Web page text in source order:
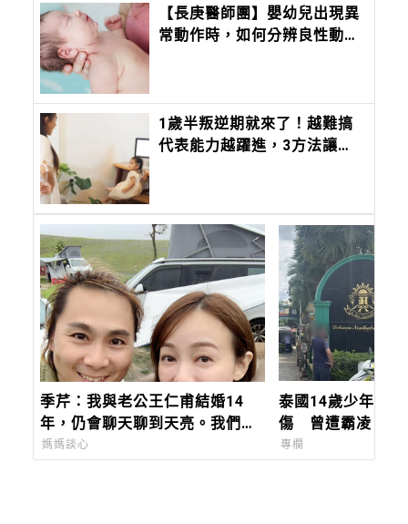
【長庚醫師團】嬰幼兒出現異
常動作時，如何分辨良性動作
1歲半叛逆期就來了！越難搞
代表能力越躍進，3方法讓孩
季芹：我與老公王仁甫結婚14
年，仍會聊天聊到天亮。我們是
夫妻，更是一輩子的「芹仁」。
媽媽談心
泰國14歲少年校
傷 曾遭霸凌、案
所，悲劇背後誰看
專欄